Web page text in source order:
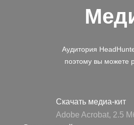
Аудитория
поэтому вы можете
Скачать медиа-кит
Adobe Acrobat, 2.5